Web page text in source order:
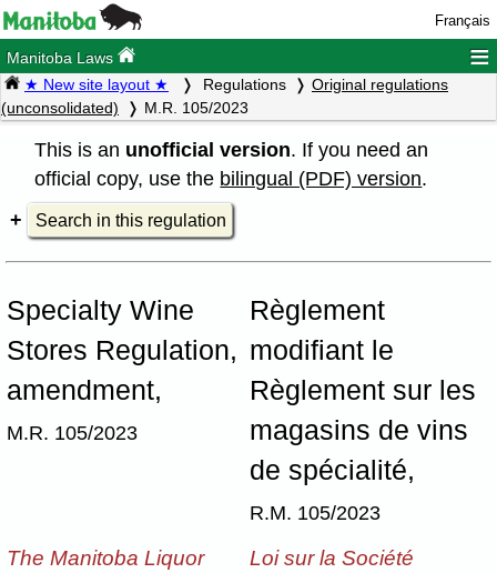
Français
Manitoba Laws ≡
★ New site layout ★ Regulations
Original regulations
(unconsolidated)
M.R. 105/2023
This is an unofficial version. If you need an
official copy, use the bilingual (PDF) version.
Search in this regulation
Specialty Wine
Stores Regulation,
amendment,
M.R. 105/2023
Règlement
modifiant le
Règlement sur les
magasins de vins
de spécialité,
R.M. 105/2023
The Manitoba Liquor
Loi sur la Société